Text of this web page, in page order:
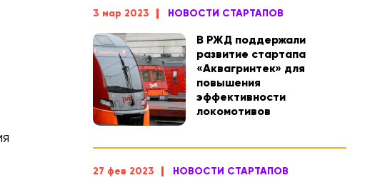
3 мар 2023 НОВОСТИ СТАРТАПОВ
В РЖД поддержали
развитие стартапа
«Аквагринтек» для
повышения
эффективности
локомотивов
27 фев 2023 НОВОСТИ СТАРТАПОВ